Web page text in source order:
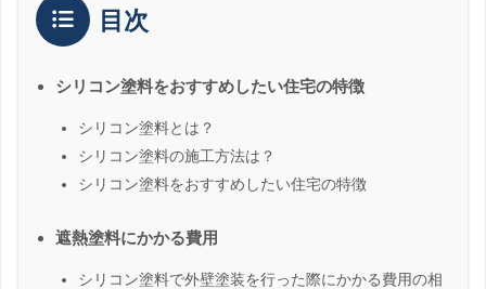
目次
シリコン塗料をおすすめしたい住宅の特徴
シリコン塗料とは？
シリコン塗料の施工方法は？
シリコン塗料をおすすめしたい住宅の特徴
遮熱塗料にかかる費用
シリコン塗料で外壁塗装を行った際にかかる費用の相